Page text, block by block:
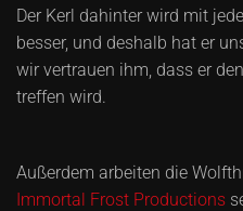
Der Kerl dahinter wird mit
besser, und deshalb hat er
wir vertrauen ihm, dass er
treffen wird.
Außerdem arbeiten die
Immortal Frost Productions